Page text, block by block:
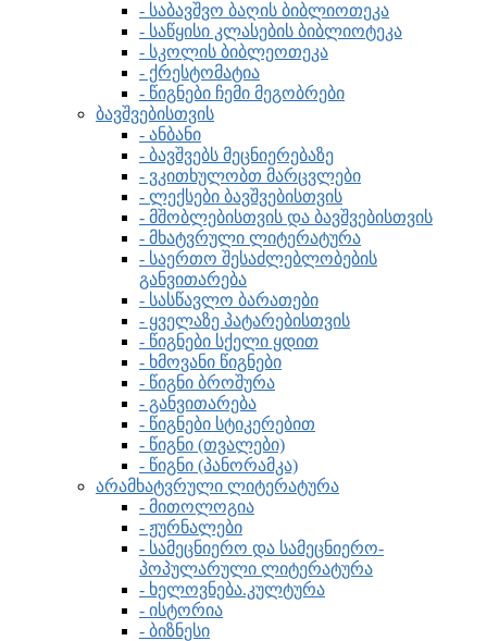
- საბავშვო ბაღის ბიბლიოთეკა
- საწყისი კლასების ბიბლიოტეკა
- სკოლის ბიბლეოთეკა
- ქრესტომატია
- წიგნები ჩემი მეგობრები
ბავშვებისთვის
- ანბანი
- ბავშვებს მეცნიერებაზე
- ვკითხულობთ მარცვლები
- ლექსები ბავშვებისთვის
- მშობლებისთვის და ბავშვებისთვის
- მხატვრული ლიტერატურა
- საერთო შესაძლებლობების
განვითარება
- სასწავლო ბარათები
- ყველაზე პატარებისთვის
- წიგნები სქელი ყდით
- ხმოვანი წიგნები
- წიგნი ბროშურა
- განვითარება
- წიგნები სტიკერებით
- წიგნი (თვალები)
- წიგნი (პანორამკა)
არამხატვრული ლიტერატურა
- მითოლოგია
- ჟურნალები
- სამეცნიერო და სამეცნიერო-
პოპულარული ლიტერატურა
- ხელოვნება.კულტურა
- ისტორია
- ბიზნესი